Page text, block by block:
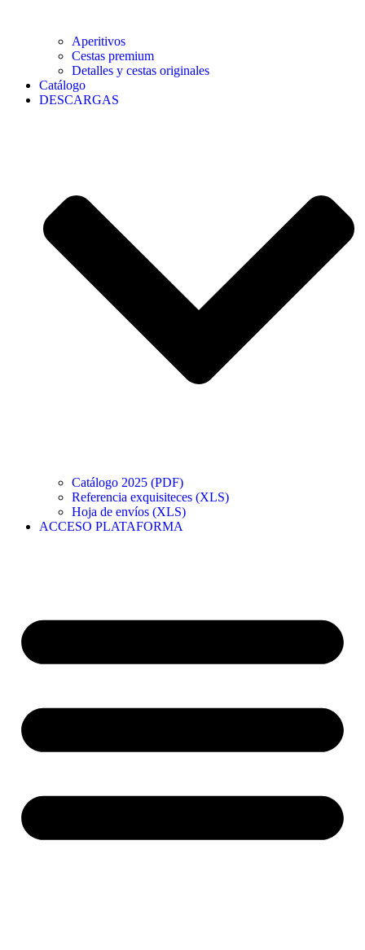
Aperitivos
Cestas premium
Detalles y cestas originales
Catálogo
DESCARGAS
Catálogo 2025 (PDF)
Referencia exquisiteces (XLS)
Hoja de envíos (XLS)
ACCESO PLATAFORMA